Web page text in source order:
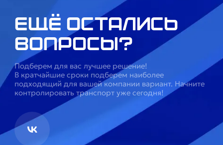
Ещё остались
вопросы?
Подберем для вас лучшее решение!
В кратчайшие сроки подберем наиболее
подходящий для вашей компании вариант. Начните
контролировать транспорт уже сегодня!